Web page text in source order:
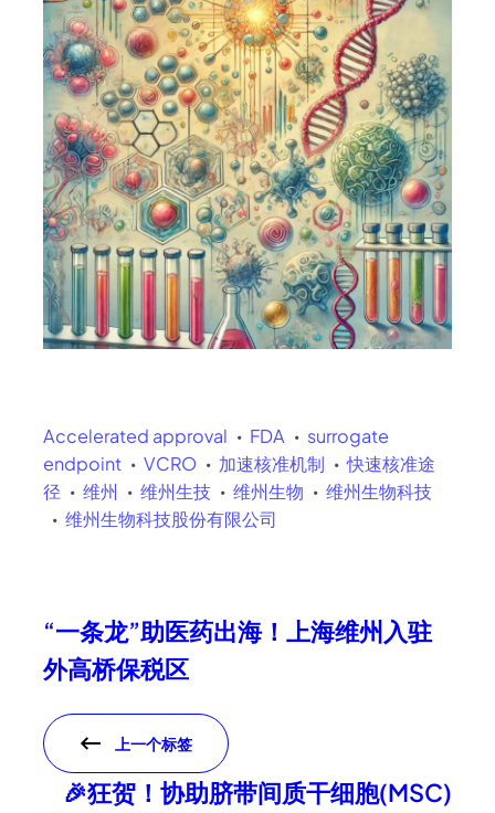
Accelerated approval FDA
surrogate
endpoint
VCRO 加速核准机制
快速核准途
径
维州 维州生技 维州生物 维州生物科技
维州生物科技股份有限公司
“一条龙”助医药出海！上海维州入驻
外高桥保税区
上一个标签
🎉狂贺！协助脐带间质干细胞(MSC)